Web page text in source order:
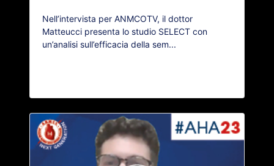
Nell’intervista per ANMCOTV, il dottor
Matteucci presenta lo studio SELECT con
un’analisi sull’efficacia della sem...